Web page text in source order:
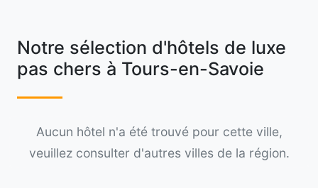
Notre sélection d'hôtels de luxe
pas chers à Tours-en-Savoie
Aucun hôtel n'a été trouvé pour cette ville,
veuillez consulter d'autres villes de la région.